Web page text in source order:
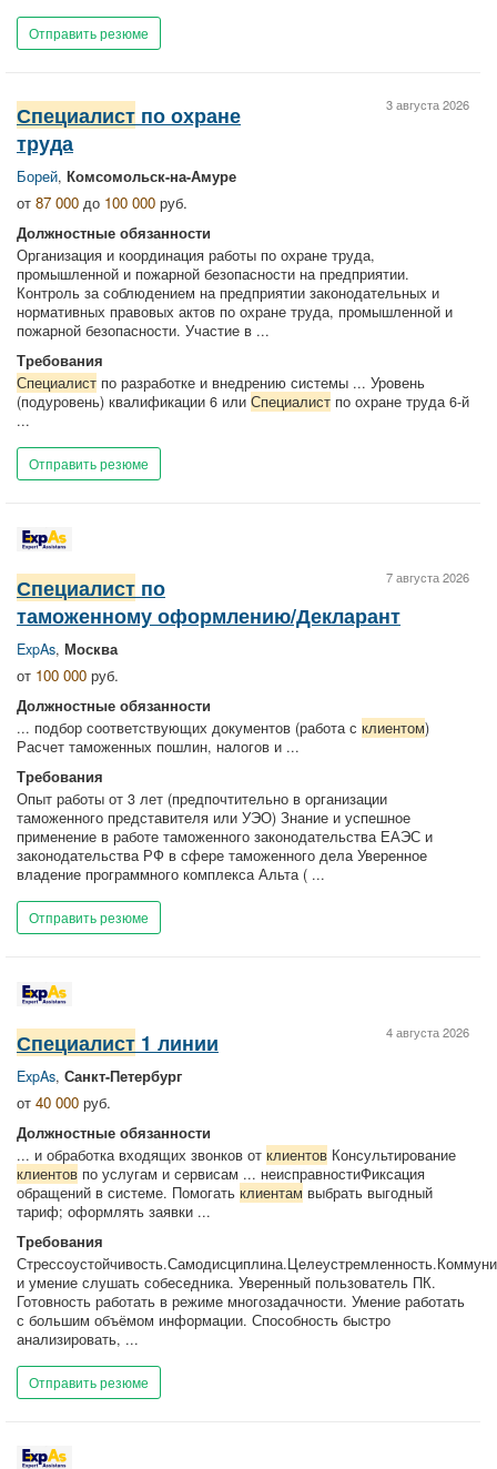
Отправить резюме
3 августа 2026
Специалист по охране
труда
Борей, Комсомольск-на-Амуре
от 87 000 до 100 000 руб.
Должностные обязанности
Организация и координация работы по охране труда,
промышленной и пожарной безопасности на предприятии.
Контроль за соблюдением на предприятии законодательных и
нормативных правовых актов по охране труда, промышленной и
пожарной безопасности. Участие в ...
Требования
Специалист по разработке и внедрению системы ... Уровень
(подуровень) квалификации 6 или Специалист по охране труда 6-й
...
Отправить резюме
7 августа 2026
Специалист по
таможенному оформлению/Декларант
ExpAs, Москва
от 100 000 руб.
Должностные обязанности
... подбор соответствующих документов (работа с клиентом)
Расчет таможенных пошлин, налогов и ...
Требования
Опыт работы от 3 лет (предпочтительно в организации
таможенного представителя или УЭО) Знание и успешное
применение в работе таможенного законодательства ЕАЭС и
законодательства РФ в сфере таможенного дела Уверенное
владение программного комплекса Альта ( ...
Отправить резюме
4 августа 2026
Специалист 1 линии
ExpAs, Санкт-Петербург
от 40 000 руб.
Должностные обязанности
... и обработка входящих звонков от клиентов Консультирование
клиентов по услугам и сервисам ... неисправностиФиксация
обращений в системе. Помогать клиентам выбрать выгодный
тариф; оформлять заявки ...
Требования
и умение слушать собеседника. Уверенный пользователь ПК.
Готовность работать в режиме многозадачности. Умение работать
с большим объёмом информации. Способность быстро
анализировать, ...
Отправить резюме